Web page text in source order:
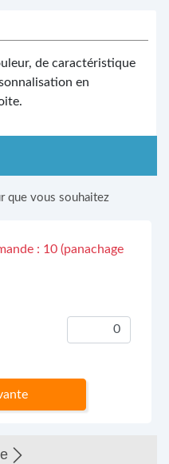
de caractéristique
en
que vous souhaitez
: 10 (panachage